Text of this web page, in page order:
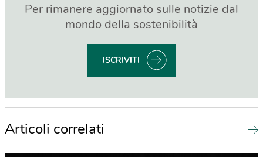
Per rimanere aggiornato sulle notizie dal
mondo della sostenibilità
ISCRIVITI
Articoli correlati